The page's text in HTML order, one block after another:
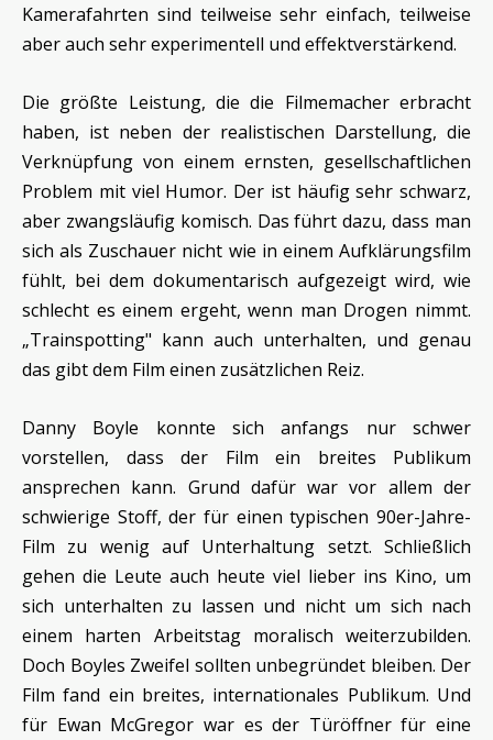
Kamerafahrten sind teilweise sehr einfach, teilweise
aber auch sehr experimentell und effektverstärkend.
Die größte Leistung, die die Filmemacher erbracht
haben, ist neben der realistischen Darstellung, die
Verknüpfung von einem ernsten, gesellschaftlichen
Problem mit viel Humor. Der ist häufig sehr schwarz,
aber zwangsläufig komisch. Das führt dazu, dass man
sich als Zuschauer nicht wie in einem Aufklärungsfilm
fühlt, bei dem dokumentarisch aufgezeigt wird, wie
schlecht es einem ergeht, wenn man Drogen nimmt.
„Trainspotting" kann auch unterhalten, und genau
das gibt dem Film einen zusätzlichen Reiz.
Danny Boyle konnte sich anfangs nur schwer
vorstellen, dass der Film ein breites Publikum
ansprechen kann. Grund dafür war vor allem der
schwierige Stoff, der für einen typischen 90er-Jahre-
Film zu wenig auf Unterhaltung setzt. Schließlich
gehen die Leute auch heute viel lieber ins Kino, um
sich unterhalten zu lassen und nicht um sich nach
einem harten Arbeitstag moralisch weiterzubilden.
Doch Boyles Zweifel sollten unbegründet bleiben. Der
Film fand ein breites, internationales Publikum. Und
für Ewan McGregor war es der Türöffner für eine